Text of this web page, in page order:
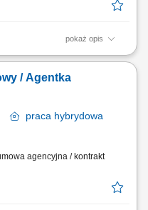
pokaż opis
więzi biznesowych.
oraz
online oraz stacjonarnie.
/ Agentka
praca hybrydowa
agencyjna / kontrakt